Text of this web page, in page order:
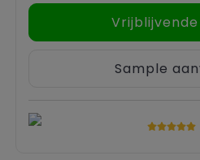
Sample